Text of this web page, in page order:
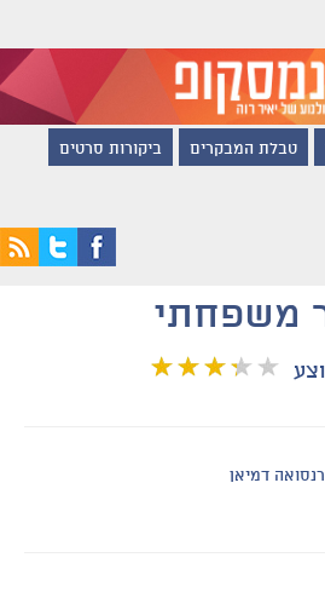
טבלת המבקרים ביקורות סרטים
משפחתי
דמיאן